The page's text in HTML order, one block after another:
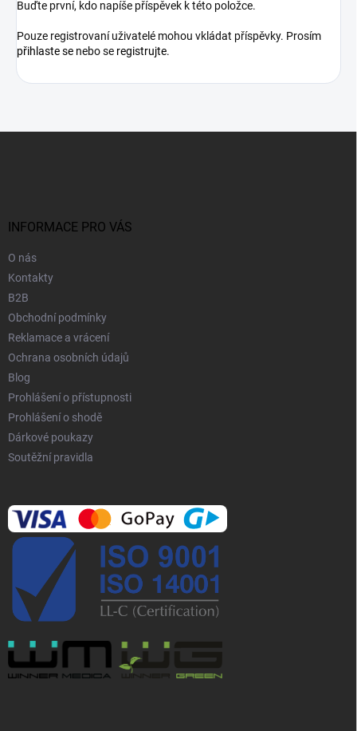
Buďte první, kdo napíše příspěvek k této položce.
Pouze registrovaní uživatelé mohou vkládat příspěvky. Prosím
přihlaste se nebo se registrujte.
INFORMACE PRO VÁS
O nás
Kontakty
B2B
Obchodní podmínky
Reklamace a vrácení
Ochrana osobních údajů
Blog
Prohlášení o přístupnosti
Prohlášení o shodě
Dárkové poukazy
Soutěžní pravidla